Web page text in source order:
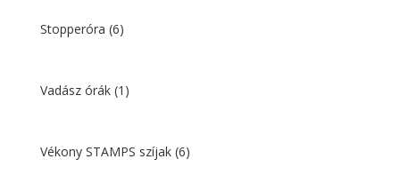
Stopperóra (6)
Vadász órák (1)
Vékony STAMPS szíjak (6)